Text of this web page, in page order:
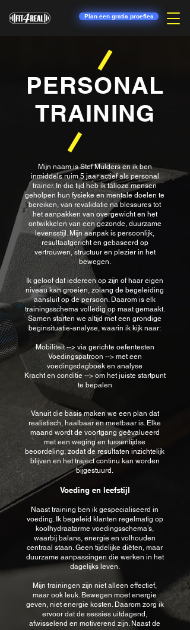
Plan een gratis proefles
PERSONAL
TRAINING
Mijn naam is Stef Mulders en ik ben
inmiddels ruim 5 jaar actief als personal
trainer. In die tijd heb ik talloze mensen
geholpen hun fysieke en mentale doelen te
bereiken, van revalidatie na blessures tot
het aanpakken van overgewicht en het
ontwikkelen van een gezonde, duurzame
levensstijl. Mijn aanpak is persoonlijk,
resultaatgericht en gebaseerd op
vertrouwen, structuur en plezier in het
bewegen.
Ik geloof dat iedereen op zijn of haar eigen
niveau kan groeien, zolang de begeleiding
aansluit op de persoon. Daarom is elk
trainingsschema volledig op maat gemaakt.
Samen starten we altijd met een grondige
beginsituatie-analyse, waarin ik kijk naar:
Mobiliteit --> via gerichte oefentesten
Voedingspatroon --> met een
voedingsdagboek en analyse
Kracht en conditie --> om het juiste startpunt
te bepalen
Vanuit die basis maken we een plan dat
realistisch, haalbaar en meetbaar is. Elke
maand wordt de voortgang geëvalueerd
met een weging en tussentijdse
beoordeling, zodat de resultaten inzichtelijk
blijven en het traject continu kan worden
bijgestuurd.
Voeding en leefstijl
Naast training ben ik gespecialiseerd in
voeding. Ik begeleid klanten regelmatig op
koolhydraatarme voedingsschema’s,
waarbij balans, energie en volhouden
centraal staan. Geen tijdelijke diëten, maar
duurzame aanpassingen die werken in het
dagelijks leven.
Mijn trainingen zijn niet alleen effectief,
maar ook leuk. Bewegen moet energie
geven, niet energie kosten. Daarom zorg ik
ervoor dat de sessies uitdagend,
afwisselend en motiverend zijn. Naast de